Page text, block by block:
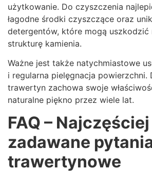
użytkowanie. Do czyszczenia
łagodne środki czyszczące oraz
detergentów, które mogą uszkodzić
strukturę kamienia.
Ważne jest także natychmiastowe
i regularna pielęgnacja powierzchni.
trawertyn zachowa swoje
naturalne piękno przez wiele lat.
FAQ – Najczęściej
zadawane
trawertynowe